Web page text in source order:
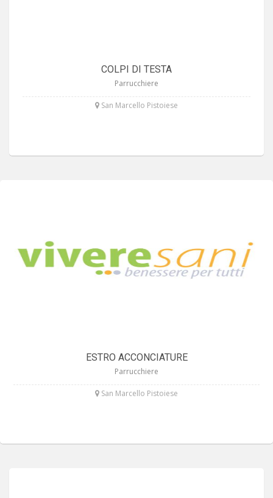
COLPI DI TESTA
Parrucchiere
San Marcello Pistoiese
ESTRO ACCONCIATURE
Parrucchiere
San Marcello Pistoiese